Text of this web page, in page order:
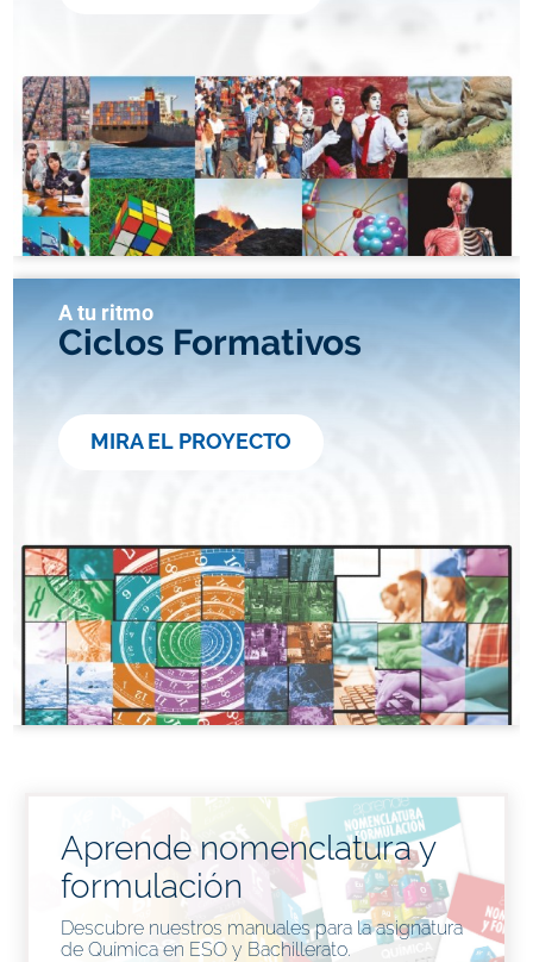
A tu ritmo
Ciclos Formativos
MIRA EL PROYECTO
Aprende nomenclatura y
formulación
Descubre nuestros manuales para la asignatura
de Química en ESO y Bachillerato.